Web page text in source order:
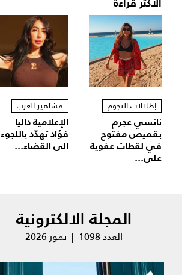
إطلالات النجوم
نانسي عجرم
بقميص مفتوح
في لقطات عفوية
على...
مشاهير العرب
الإعلامية داليا
فؤاد تهدّد باللجوء
الى القضاء...
المجلة الالكترونية
العدد 1098 | تموز 2026